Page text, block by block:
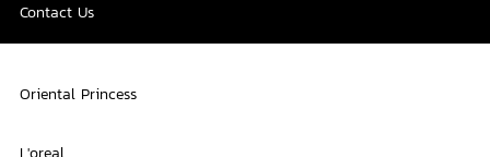
Contact Us
Oriental Princess